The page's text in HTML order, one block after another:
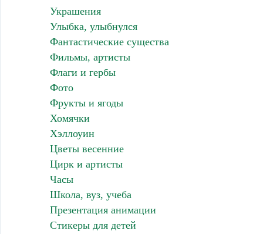
Украшения
Улыбка, улыбнулся
Фантастические существа
Фильмы, артисты
Флаги и гербы
Фото
Фрукты и ягоды
Хомячки
Хэллоуин
Цветы весенние
Цирк и артисты
Часы
Школа, вуз, учеба
Презентация анимации
Стикеры для детей